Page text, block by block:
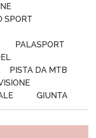
SPORT
PALASPORT
PISTA DA MTB
GIUNTA